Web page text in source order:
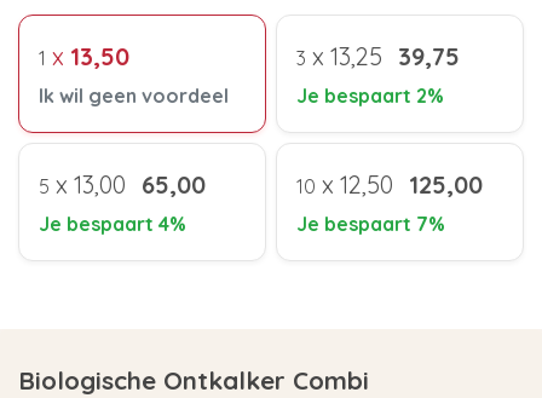
1 x 13,50
Ik wil geen voordeel
3 x 13,25 39,75
Je bespaart 2%
5 x 13,00 65,00
Je bespaart 4%
10 x 12,50 125,00
Je bespaart 7%
Biologische Ontkalker Combi